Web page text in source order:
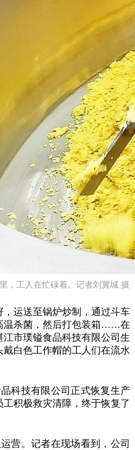
，工人在忙碌着。记者刘冀城 摄
运送至锅炉炒制，通过斗车
温杀菌，然后打包装箱……在
市璞镒食品科技有限公司生
白色工作帽的工人们在流水
科技有限公司正式恢复生产
积极救灾清障，终于恢复了
营。记者在现场看到，公司